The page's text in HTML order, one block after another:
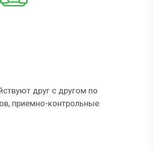
друг с другом по
приемно-контрольные